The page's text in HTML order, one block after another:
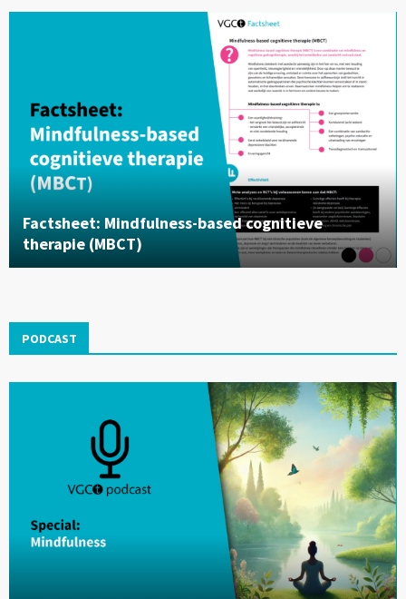
Factsheet: Mindfulness-based cognitieve
therapie (MBCT)
PODCAST